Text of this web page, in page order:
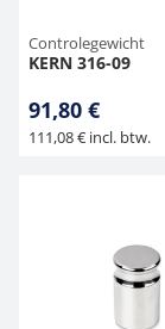
Controlegewicht
KERN 316-09
91,80 €
111,08 € incl. btw.